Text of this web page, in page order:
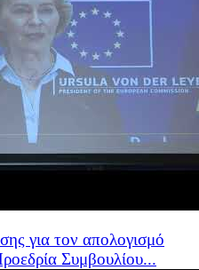
για τον απολογισμό
Συμβουλίου...